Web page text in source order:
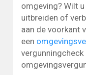
omgeving? Wilt
uitbreiden of
aan de voorkant
een